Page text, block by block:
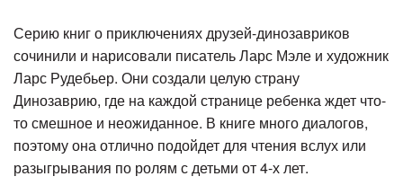
Серию книг о приключениях друзей-динозавриков
сочинили и нарисовали писатель Ларс Мэле и художник
Ларс Рудебьер. Они создали целую страну
Динозаврию, где на каждой странице ребенка ждет что-
то смешное и неожиданное. В книге много диалогов,
поэтому она отлично подойдет для чтения вслух или
разыгрывания по ролям с детьми от 4-х лет.